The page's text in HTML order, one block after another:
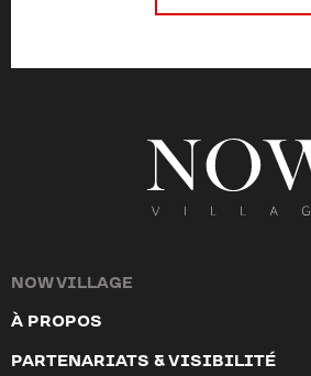
NOW VILLAGE
À PROPOS
PARTENARIATS & VISIBILITÉ